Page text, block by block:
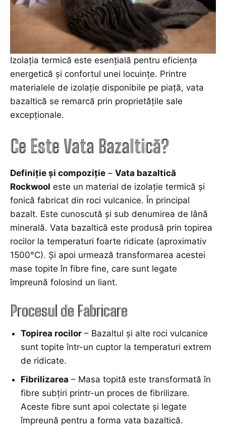
Izolația termică este esențială pentru eficiența
energetică și confortul unei locuințe. Printre
materialele de izolație disponibile pe piață, vata
bazaltică se remarcă prin proprietățile sale
excepționale.
Ce Este Vata Bazaltică?
Definiție și compoziție – Vata bazaltică
Rockwool este un material de izolație termică și
fonică fabricat din roci vulcanice. În principal
bazalt. Este cunoscută și sub denumirea de lână
minerală. Vata bazaltică este produsă prin topirea
rocilor la temperaturi foarte ridicate (aproximativ
1500°C). Și apoi urmează transformarea acestei
mase topite în fibre fine, care sunt legate
împreună folosind un liant.
Procesul de Fabricare
Topirea rocilor – Bazaltul și alte roci vulcanice
sunt topite într-un cuptor la temperaturi extrem
de ridicate.
Fibrilizarea – Masa topită este transformată în
fibre subțiri printr-un proces de fibrilizare.
Aceste fibre sunt apoi colectate și legate
împreună pentru a forma vata bazaltică.